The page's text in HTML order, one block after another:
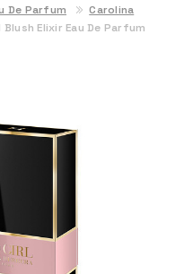
De Parfum
Carolina
Elixir Eau De Parfum